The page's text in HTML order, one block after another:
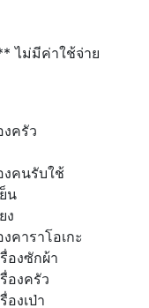
ไม่มีค่าใช้จ่าย
ครัว
งคนรับใช้
น
ง
คาราโอเกะ
องซักผ้า
องครัว
องเป่า